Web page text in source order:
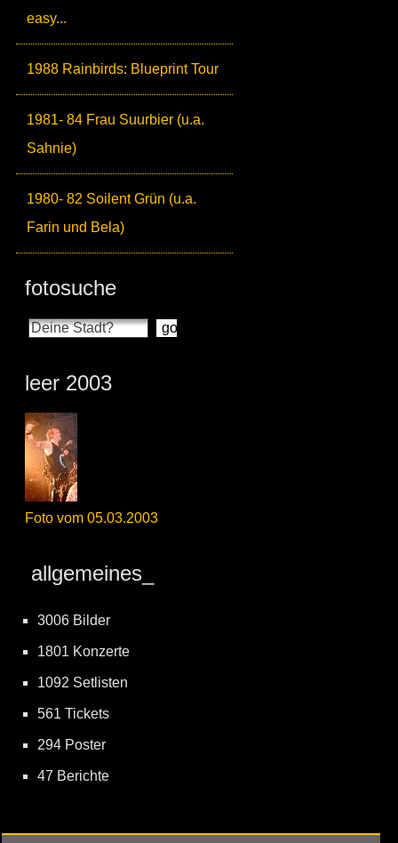
easy...
1988 Rainbirds: Blueprint Tour
1981- 84 Frau Suurbier (u.a.
Sahnie)
1980- 82 Soilent Grün (u.a.
Farin und Bela)
fotosuche
leer 2003
Foto vom 05.03.2003
allgemeines_
3006 Bilder
1801 Konzerte
1092 Setlisten
561 Tickets
294 Poster
47 Berichte